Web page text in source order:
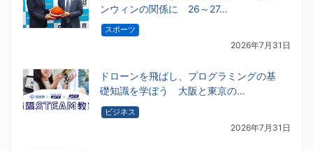
ンウィンの関係に 26～27…
スポーツ
2026年7月31日
ドローンを飛ばし、プログラミングの基
礎知識を学ぼう 大阪と東京の…
ビジネス
2026年7月31日